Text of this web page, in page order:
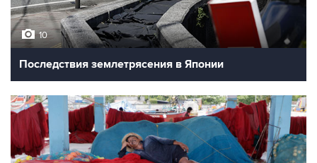
10
Последствия землетрясения в Японии